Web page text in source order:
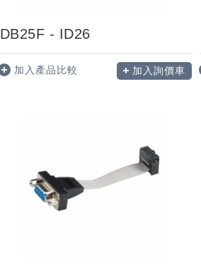
DB25F - ID26
加入產品比較 加入詢價車